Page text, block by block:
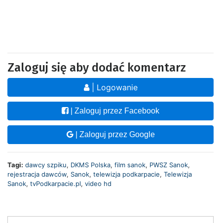
Zaloguj się aby dodać komentarz
| Logowanie
| Zaloguj przez Facebook
| Zaloguj przez Google
Tagi: dawcy szpiku, DKMS Polska, film sanok, PWSZ Sanok,
rejestracja dawców, Sanok, telewizja podkarpacie, Telewizja
Sanok, tvPodkarpacie.pl, video hd